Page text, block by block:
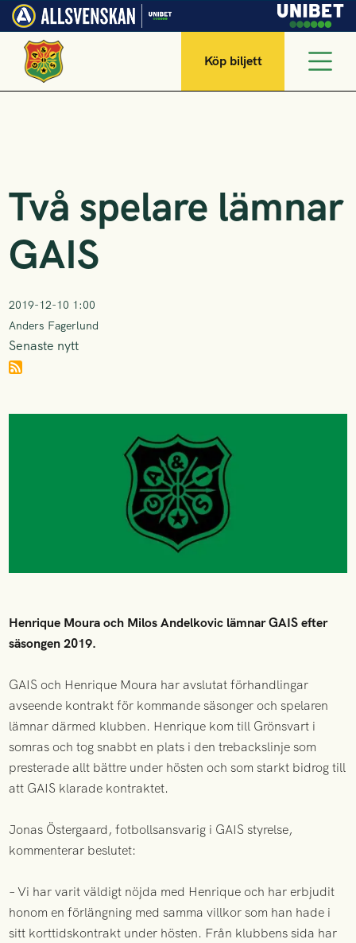
Köp biljett
Två spelare lämnar
GAIS
2019-12-10 1:00
Anders Fagerlund
Senaste nytt
Henrique Moura och Milos Andelkovic lämnar GAIS efter
säsongen 2019.
GAIS och Henrique Moura har avslutat förhandlingar
avseende kontrakt för kommande säsonger och spelaren
lämnar därmed klubben. Henrique kom till Grönsvart i
somras och tog snabbt en plats i den trebackslinje som
presterade allt bättre under hösten och som starkt bidrog till
att GAIS klarade kontraktet.
Jonas Östergaard, fotbollsansvarig i GAIS styrelse,
kommenterar beslutet:
– Vi har varit väldigt nöjda med Henrique och har erbjudit
honom en förlängning med samma villkor som han hade i
sitt korttidskontrakt under hösten. Från klubbens sida har